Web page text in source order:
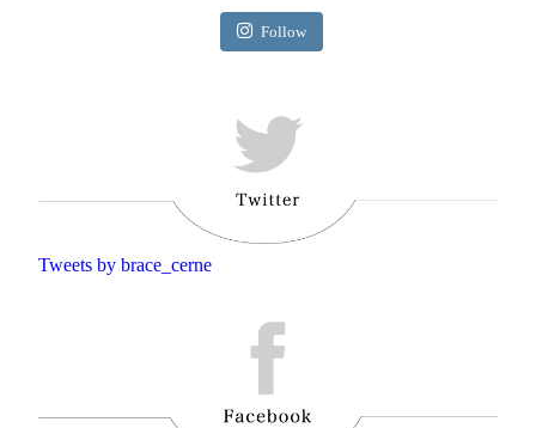
Follow
Tweets by brace_cerne